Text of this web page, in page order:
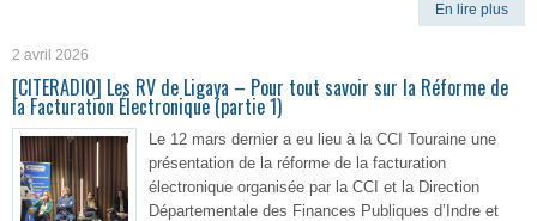
En lire plus
2 avril 2026
[CITERADIO] Les RV de Ligaya – Pour tout savoir sur la Réforme de
la Facturation Électronique (partie 1)
Le 12 mars dernier a eu lieu à la CCI Touraine une
présentation de la réforme de la facturation
électronique organisée par la CCI et la Direction
Départementale des Finances Publiques d’Indre et